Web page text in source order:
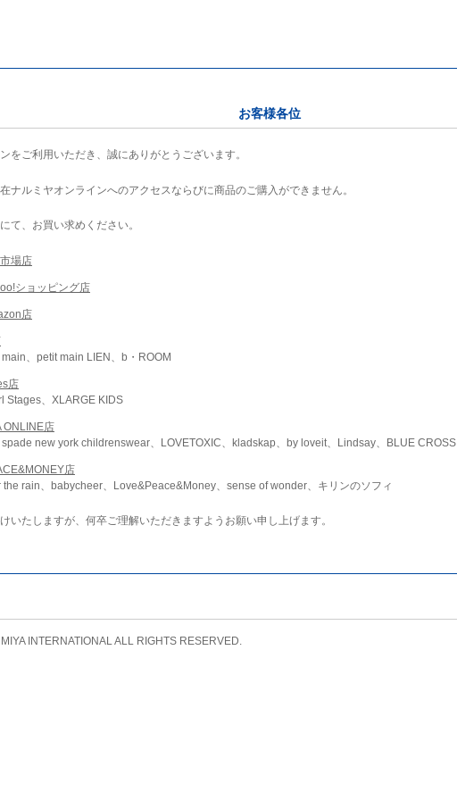
お客様各位
をご利用いただき、誠にありがとうございます。
ナルミヤオンラインへのアクセスならびに商品のご購入ができません。
て、お買い求めください。
場店
ショッピング店
店
、petit main LIEN、b・ROOM
店
Stages、XLARGE KIDS
ONLINE店
new york childrenswear、LOVETOXIC、kladskap、by loveit、Lindsay、BLUE CROSS
店
the rain、babycheer、Love&Peace&Money、sense of wonder、キリンのソフィ
いたしますが、何卒ご理解いただきますようお願い申し上げます。